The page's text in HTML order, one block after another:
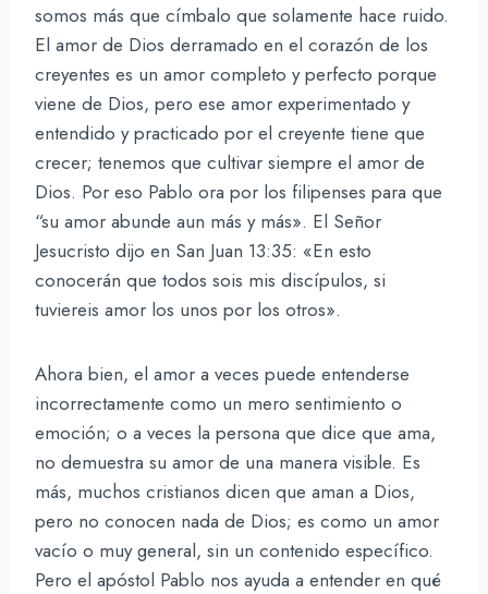
somos más que címbalo que solamente hace ruido.
El amor de Dios derramado en el corazón de los
creyentes es un amor completo y perfecto porque
viene de Dios, pero ese amor experimentado y
entendido y practicado por el creyente tiene que
crecer; tenemos que cultivar siempre el amor de
Dios. Por eso Pablo ora por los filipenses para que
“su amor abunde aun más y más». El Señor
Jesucristo dijo en San Juan 13:35: «En esto
conocerán que todos sois mis discípulos, si
tuviereis amor los unos por los otros».
Ahora bien, el amor a veces puede entenderse
incorrectamente como un mero sentimiento o
emoción; o a veces la persona que dice que ama,
no demuestra su amor de una manera visible. Es
más, muchos cristianos dicen que aman a Dios,
pero no conocen nada de Dios; es como un amor
vacío o muy general, sin un contenido específico.
Pero el apóstol Pablo nos ayuda a entender en qué